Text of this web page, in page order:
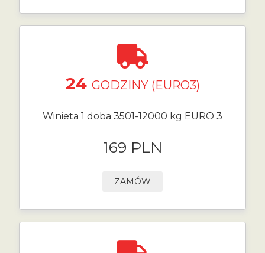
24 GODZINY (EURO3)
Winieta 1 doba 3501-12000 kg EURO 3
169 PLN
ZAMÓW